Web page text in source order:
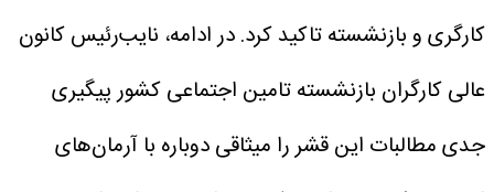
کارگری و بازنشسته تاکید کرد.در ادامه، نایب‌رئیس کانون
عالی کارگران بازنشسته تامین اجتماعی کشور پیگیری
جدی مطالبات این قشر را میثاقی دوباره با آرمان‌های